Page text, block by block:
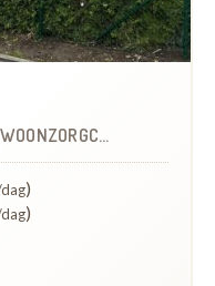
WOONZORGCENTRUM (WZC)
)
)